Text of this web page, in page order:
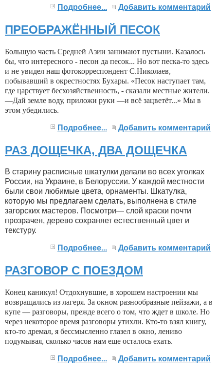
Подробнее... Добавить комментарий
ПРЕОБРАЖЁННЫЙ ПЕСОК
Большую часть Средней Азии занимают пустыни. Казалось
бы, что интересного - песон да песок... Но вот песка-то здесь
и не увидел наш фотокорреспондент С.Николаев,
побывавший в окрестностях Бухары. «Песок наступает там,
где царствует бесхозяйственность, - сказали местные жители.
—Дай земле воду, приложи руки —и всё зацветёт...» Мы в
этом убедились.
Подробнее... Добавить комментарий
РАЗ ДОЩЕЧКА, ДВА ДОЩЕЧКА
В старину расписные шкатулки делали во всех уголках
России, на Украине, в Белоруссии. У каждой местности
были свои любимые цвета, орнаменты. Шкатулка,
которую мы предлагаем сделать, выполнена в стиле
загорских мастеров. Посмотри— слой краски почти
прозрачен, дерево сохраняет естественный цвет и
текстуру.
Подробнее... Добавить комментарий
РАЗГОВОР С ПОЕЗДОМ
Конец каникул! Отдохнувшие, в хорошем настроении мы
возвраща­лись из лагеря. За окном разнооб­разные пейзажи, а в
купе — разго­воры, прежде всего о том, что ждет в школе. Но
через некоторое время разговоры утихли. Кто-то взял кни­гу,
кто-то дремал, я бессмысленно глазел в окно, лениво
подумывая, сколько часов нам еще осталось ехать.
Подробнее... Добавить комментарий